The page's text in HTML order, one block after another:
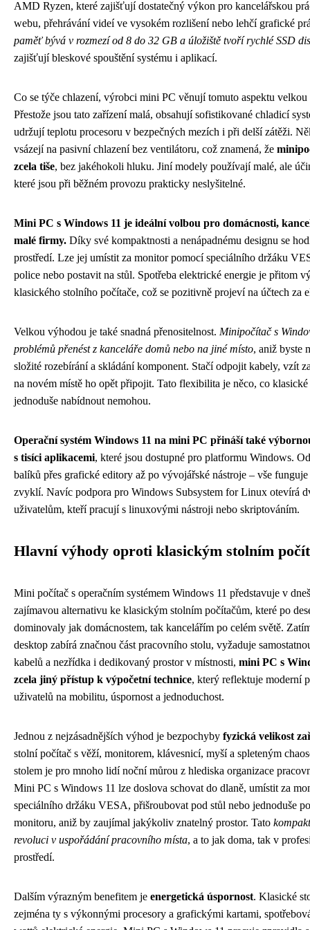
AMD Ryzen, které zajišťují dostatečný výkon pro kancelářskou
webu, přehrávání videí ve vysokém rozlišení nebo lehčí grafické
paměť bývá v rozmezí od 8 do 32 GB a úložiště tvoří rychlé SSD
zajišťují bleskové spouštění systému i aplikací.
Co se týče chlazení, výrobci mini PC věnují tomuto aspektu velkou
Přestože jsou tato zařízení malá, obsahují sofistikované chladicí
udržují teplotu procesoru v bezpečných mezích i při delší zátěži.
vsázejí na pasivní chlazení bez ventilátoru, což znamená, že
zcela tiše, bez jakéhokoli hluku. Jiní modely používají malé, ale
které jsou při běžném provozu prakticky neslyšitelné.
Mini PC s Windows 11 je ideální volbou pro domácnosti,
malé firmy. Díky své kompaktnosti a nenápadnému designu se
prostředí. Lze jej umístit za monitor pomocí speciálního držáku
police nebo postavit na stůl. Spotřeba elektrické energie je přitom
klasického stolního počítače, což se pozitivně projeví na účtech za
Velkou výhodou je také snadná přenositelnost. Minipočítač s
problémů přenést z kanceláře domů nebo na jiné místo, aniž byste
složité rozebírání a skládání komponent. Stačí odpojit kabely, vzít
na novém místě ho opět připojit. Tato flexibilita je něco, co
jednoduše nabídnout nemohou.
Operační systém Windows 11 na mini PC přináší také
s tisíci aplikacemi, které jsou dostupné pro platformu Windows.
balíků přes grafické editory až po vývojářské nástroje – vše
zvyklí. Navíc podpora pro Windows Subsystem for Linux otevírá
uživatelům, kteří pracují s linuxovými nástroji nebo skriptováním.
Hlavní výhody oproti klasickým stolním
Mini počítač s operačním systémem Windows 11 představuje v
zajímavou alternativu ke klasickým stolním počítačům, které po
dominovaly jak domácnostem, tak kancelářím po celém světě.
desktop zabírá značnou část pracovního stolu, vyžaduje
kabelů a nezřídka i dedikovaný prostor v místnosti, mini PC s
zcela jiný přístup k výpočetní technice, který reflektuje moderní
uživatelů na mobilitu, úspornost a jednoduchost.
Jednou z nejzásadnějších výhod je bezpochyby fyzická velikost
stolní počítač s věží, monitorem, klávesnicí, myší a spleteným
stolem je pro mnoho lidí noční můrou z hlediska organizace
Mini PC s Windows 11 lze doslova schovat do dlaně, umístit za
speciálního držáku VESA, přišroubovat pod stůl nebo jednoduše
monitoru, aniž by zaujímal jakýkoliv znatelný prostor. Tato
revoluci v uspořádání pracovního místa, a to jak doma, tak v
prostředí.
Dalším výrazným benefitem je energetická úspornost. Klasické
zejména ty s výkonnými procesory a grafickými kartami,